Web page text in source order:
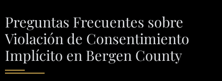
Preguntas Frecuentes sobre
Violación de Consentimiento
Implícito en Bergen County